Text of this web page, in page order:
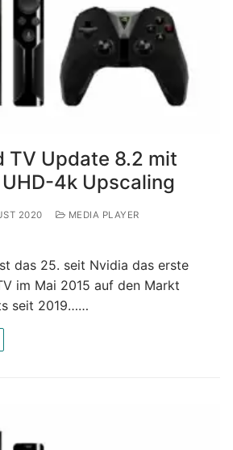
TV Update 8.2 mit
4k Upscaling
2020
MEDIA PLAYER
das 25. seit Nvidia das erste
im Mai 2015 auf den Markt
seit 2019……